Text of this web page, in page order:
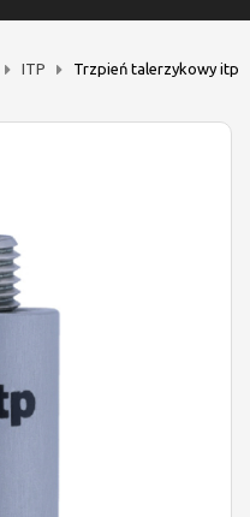
ITP
Trzpień talerzykowy itp